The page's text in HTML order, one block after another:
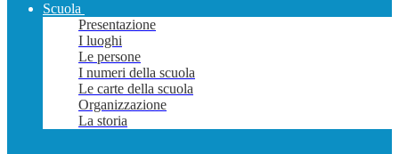
Scuola
Presentazione
I luoghi
Le persone
I numeri della scuola
Le carte della scuola
Organizzazione
La storia